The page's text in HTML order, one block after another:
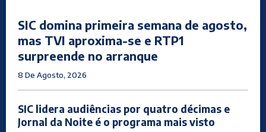
SIC domina primeira semana de agosto,
mas TVI aproxima-se e RTP1
surpreende no arranque
8 De Agosto, 2026
SIC lidera audiências por quatro décimas e
Jornal da Noite é o programa mais visto